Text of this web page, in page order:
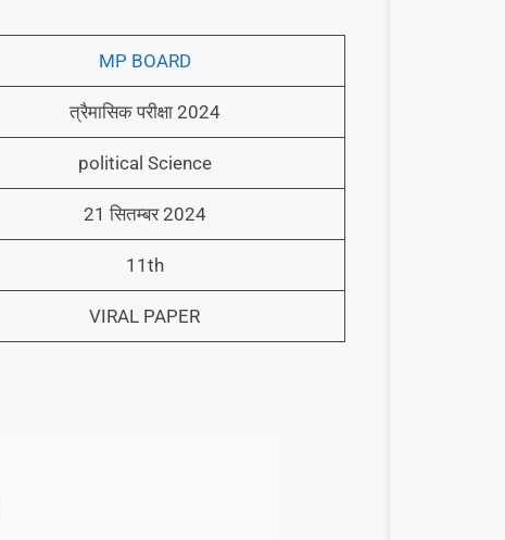
MP BOARD
त्रैमासिक परीक्षा 2024
political Science
21 सितम्बर 2024
11th
VIRAL PAPER